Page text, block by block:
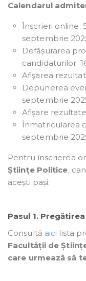
Calendarul
Înscrieri online:
septembrie
Defășurarea
candidaturilor:
Afişarea
Depunerea
septembrie
Afișare
Înmatricularea
septembrie
Pentru înscrierea
Științe Politice,
acești pași:
Pasul 1.
Consultă aici lista
Facultății de
care urmează să